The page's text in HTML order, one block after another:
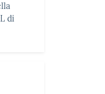
di